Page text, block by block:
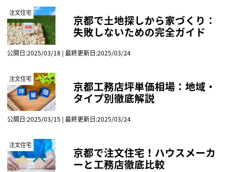
注文住宅 京都で土地探しから家づくり：
失敗しないための完全ガイド
公開日:2025/03/18 | 最終更新日:2025/03/24
注文住宅 京都工務店坪単価相場：地域・
タイプ別徹底解説
公開日:2025/03/15 | 最終更新日:2025/03/24
注文住宅 京都で注文住宅！ハウスメーカ
ーと工務店徹底比較